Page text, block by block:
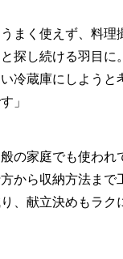
うまく使えず、料
探し続ける羽目に
冷蔵庫にしようと
」
の家庭でも使われ
から収納方法まで
、献立決めもラク